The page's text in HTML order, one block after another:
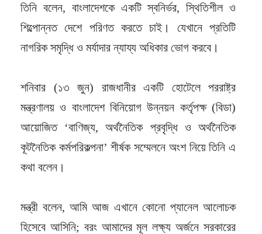
তিনি বলেন, বাংলাদেশকে একটি স্বনির্ভর, স্থিতিশীল ও
শিল্পোন্নত দেশে পরিণত করতে চাই। যেখানে প্রতিটি
নাগরিক সমৃদ্ধি ও মর্যাদার ন্যায্য অধিকার ভোগ করবে।
শনিবার (১৩ জুন) রাজধানীর একটি হোটেলে পররাষ্ট্র
মন্ত্রণালয় ও বাংলাদেশ বিনিয়োগ উন্নয়ন কর্তৃপক্ষ (বিডা)
আয়োজিত ‘বাণিজ্য, অর্থনৈতিক প্রবৃদ্ধি ও অর্থনৈতিক
কূটনৈতিক কর্মপরিকল্পনা’ শীর্ষক সম্মেলনে অংশ নিয়ে তিনি এ
কথা বলেন।
মন্ত্রী বলেন, আমি আজ এখানে কোনো প্যানেল আলোচক
হিসেবে আসিনি; বরং আমাদের মূল লক্ষ্য অর্জনে সরকারের